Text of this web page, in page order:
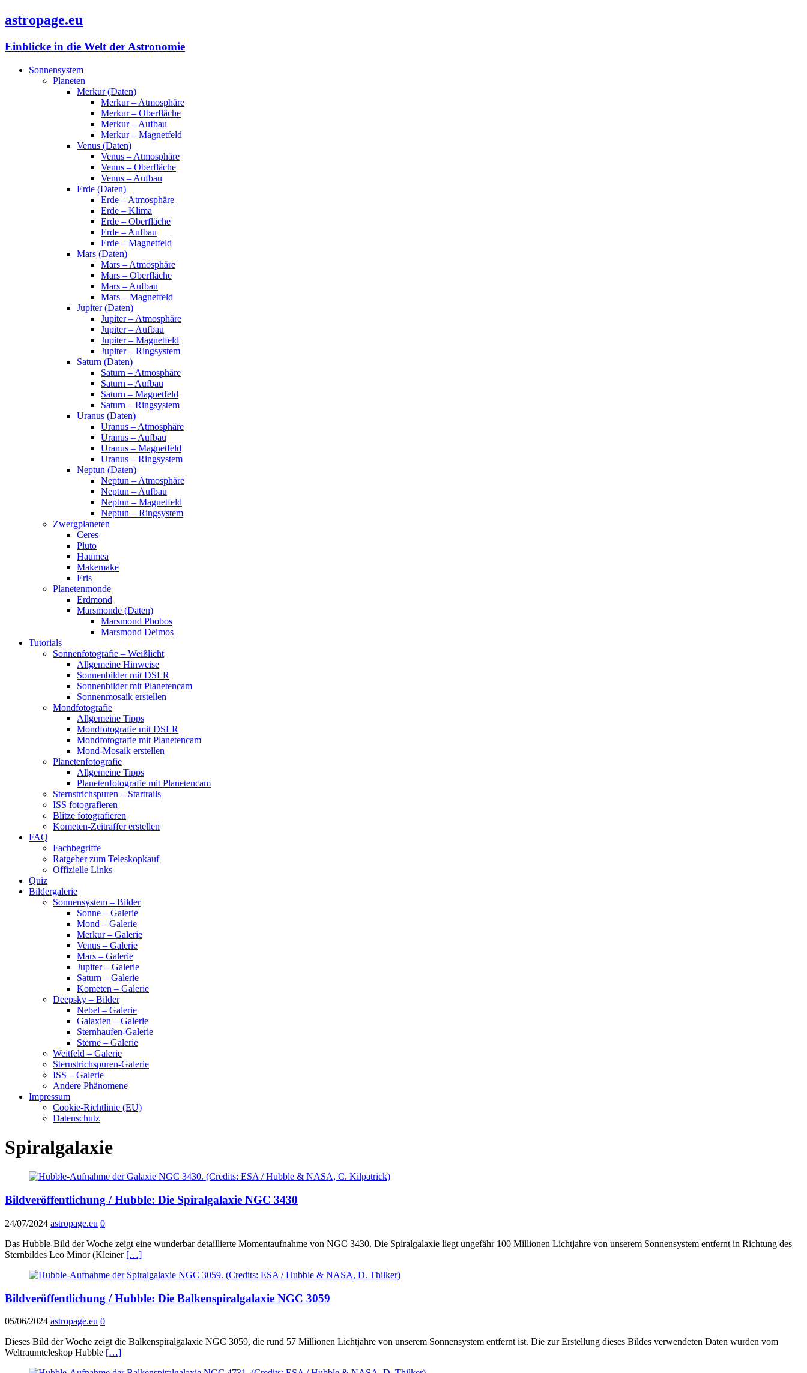
astropage.eu
Einblicke in die Welt der Astronomie
Sonnensystem
Planeten
Merkur (Daten)
Merkur – Atmosphäre
Merkur – Oberfläche
Merkur – Aufbau
Merkur – Magnetfeld
Venus (Daten)
Venus – Atmosphäre
Venus – Oberfläche
Venus – Aufbau
Erde (Daten)
Erde – Atmosphäre
Erde – Klima
Erde – Oberfläche
Erde – Aufbau
Erde – Magnetfeld
Mars (Daten)
Mars – Atmosphäre
Mars – Oberfläche
Mars – Aufbau
Mars – Magnetfeld
Jupiter (Daten)
Jupiter – Atmosphäre
Jupiter – Aufbau
Jupiter – Magnetfeld
Jupiter – Ringsystem
Saturn (Daten)
Saturn – Atmosphäre
Saturn – Aufbau
Saturn – Magnetfeld
Saturn – Ringsystem
Uranus (Daten)
Uranus – Atmosphäre
Uranus – Aufbau
Uranus – Magnetfeld
Uranus – Ringsystem
Neptun (Daten)
Neptun – Atmosphäre
Neptun – Aufbau
Neptun – Magnetfeld
Neptun – Ringsystem
Zwergplaneten
Ceres
Pluto
Haumea
Makemake
Eris
Planetenmonde
Erdmond
Marsmonde (Daten)
Marsmond Phobos
Marsmond Deimos
Tutorials
Sonnenfotografie – Weißlicht
Allgemeine Hinweise
Sonnenbilder mit DSLR
Sonnenbilder mit Planetencam
Sonnenmosaik erstellen
Mondfotografie
Allgemeine Tipps
Mondfotografie mit DSLR
Mondfotografie mit Planetencam
Mond-Mosaik erstellen
Planetenfotografie
Allgemeine Tipps
Planetenfotografie mit Planetencam
Sternstrichspuren – Startrails
ISS fotografieren
Blitze fotografieren
Kometen-Zeitraffer erstellen
FAQ
Fachbegriffe
Ratgeber zum Teleskopkauf
Offizielle Links
Quiz
Bildergalerie
Sonnensystem – Bilder
Sonne – Galerie
Mond – Galerie
Merkur – Galerie
Venus – Galerie
Mars – Galerie
Jupiter – Galerie
Saturn – Galerie
Kometen – Galerie
Deepsky – Bilder
Nebel – Galerie
Galaxien – Galerie
Sternhaufen-Galerie
Sterne – Galerie
Weitfeld – Galerie
Sternstrichspuren-Galerie
ISS – Galerie
Andere Phänomene
Impressum
Cookie-Richtlinie (EU)
Datenschutz
Spiralgalaxie
Bildveröffentlichung / Hubble: Die Spiralgalaxie NGC 3430
24/07/2024 astropage.eu 0
Das Hubble-Bild der Woche zeigt eine wunderbar detaillierte Momentaufnahme von NGC 3430. Die Spiralgalaxie liegt ungefähr 100 Millionen Lichtjahre von unserem Sonnensystem entfernt in Richtung des
Sternbildes Leo Minor (Kleiner […]
Bildveröffentlichung / Hubble: Die Balkenspiralgalaxie NGC 3059
05/06/2024 astropage.eu 0
Dieses Bild der Woche zeigt die Balkenspiralgalaxie NGC 3059, die rund 57 Millionen Lichtjahre von unserem Sonnensystem entfernt ist. Die zur Erstellung dieses Bildes verwendeten Daten wurden vom
Weltraumteleskop Hubble […]